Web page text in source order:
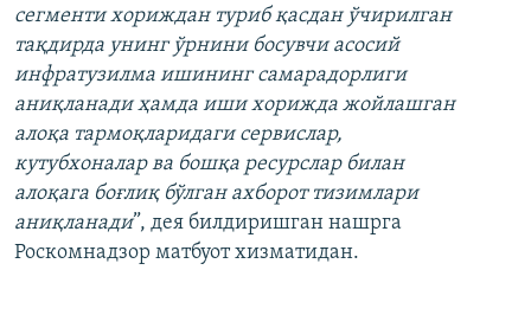
сегменти хориждан туриб қасдан ўчирилган
тақдирда унинг ўрнини босувчи асосий
инфратузилма ишининг самарадорлиги
аниқланади ҳамда иши хорижда жойлашган
алоқа тармоқларидаги сервислар,
кутубхоналар ва бошқа ресурслар билан
алоқага боғлиқ бўлган ахборот тизимлари
аниқланади”, дея билдиришган нашрга
Роскомнадзор матбуот хизматидан.